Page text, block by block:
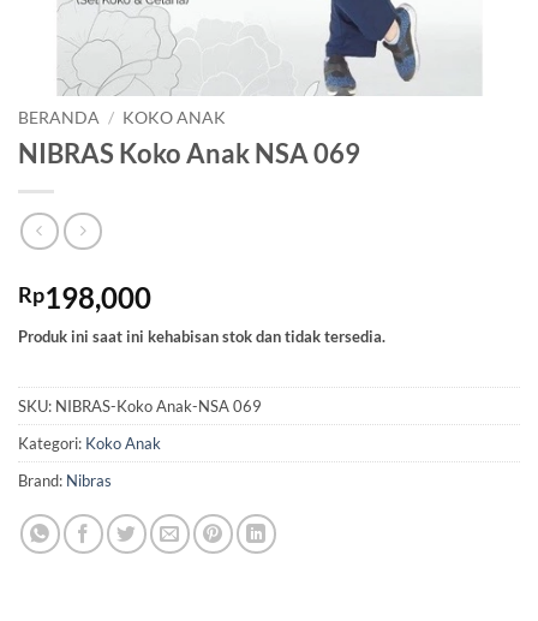
BERANDA / KOKO ANAK
NIBRAS Koko Anak NSA 069
Rp198,000
Produk ini saat ini kehabisan stok dan tidak tersedia.
SKU: NIBRAS-Koko Anak-NSA 069
Kategori: Koko Anak
Brand: Nibras